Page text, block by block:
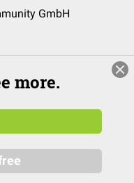
GmbH
more.